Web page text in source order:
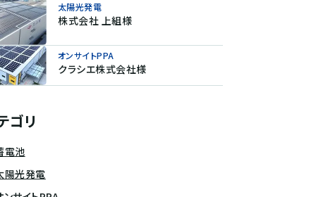
太陽光発電
株式会社 上組様
オンサイトPPA
クラシエ株式会社様
ゴリ
電池
陽光発電